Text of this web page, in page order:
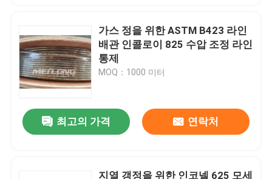
가스 정을 위한 ASTM B423 라인
배관 인콜로이 825 수압 조정 라인
통제
MOQ：1000 미터
최고의 가격 연락처
지열 갱정을 위한 인코넬 625 모세